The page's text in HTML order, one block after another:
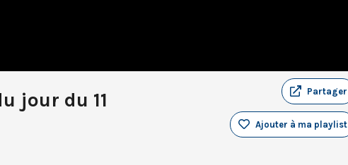
jour du 11
Partager
Ajouter à ma playlist